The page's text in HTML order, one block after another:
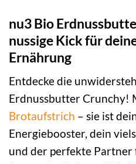
nu3 Bio
nussige Kick für
Ernährung
Entdecke die
Erdnussbutter Crunchy!
Brotaufstrich – sie ist
Energiebooster, dein
und der perfekte